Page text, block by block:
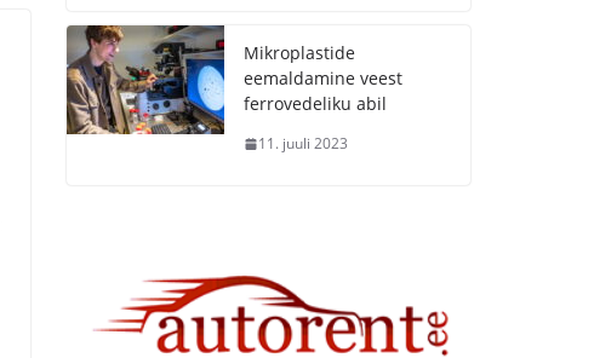
Mikroplastide
eemaldamine veest
ferrovedeliku abil
11. juuli 2023